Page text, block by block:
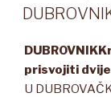
ON
DUBROVNIK
prisvojiti
U